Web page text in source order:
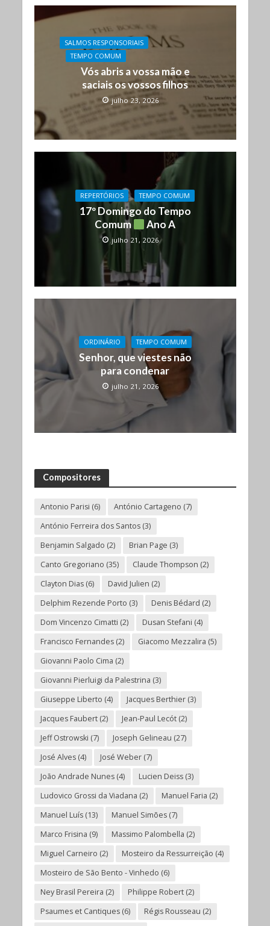
SALMOS RESPONSORIAIS
TEMPO COMUM
Vós abris a vossa mão e
saciais os vossos filhos
julho 23, 2026
REPERTÓRIOS TEMPO COMUM
17º Domingo do Tempo
Comum
Ano A
julho 21, 2026
ORDINÁRIO TEMPO COMUM
Senhor, que viestes não
para condenar
julho 21, 2026
Compositores
Antonio Parisi (6) António Cartageno (7)
António Ferreira dos Santos(3)
Benjamin Salgado (2) Brian Page (3)
Canto Gregoriano (35) Claude Thompson (2)
Clayton Dias(6) David Julien (2)
Delphim Rezende Porto (3) Denis Bédard (2)
Dom Vincenzo Cimatti (2) Dusan Stefani (4)
Francisco Fernandes(2) Giacomo Mezzalira (5)
Giovanni Paolo Cima (2)
Giovanni Pierluigi da Palestrina (3)
Giuseppe Liberto (4) Jacques Berthier(3)
Jacques Faubert(2) Jean-Paul Lecót(2)
Jeff Ostrowski (7) Joseph Gelineau (27)
José Alves(4) José Weber(7)
João Andrade Nunes(4) Lucien Deiss(3)
Ludovico Grossi da Viadana (2) Manuel Faria (2)
Manuel Luís(13) Manuel Simões(7)
Marco Frisina (9) Massimo Palombella (2)
Miguel Carneiro (2) Mosteiro da Ressurreição (4)
Mosteiro de São Bento - Vinhedo (6)
Ney Brasil Pereira (2) Philippe Robert(2)
Psaumes et Cantiques(6) Régis Rousseau (2)